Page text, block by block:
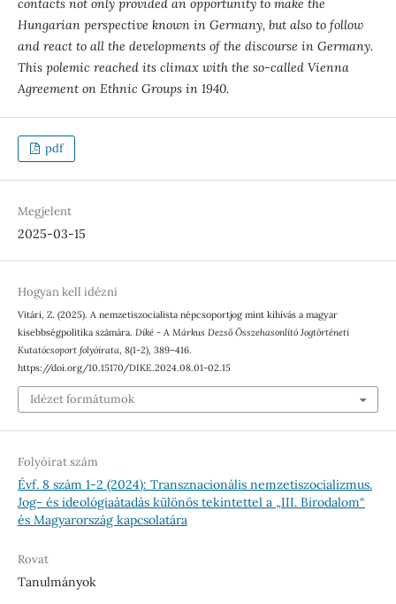
contacts not only provided an opportunity to make the
Hungarian perspective known in Germany, but also to follow
and react to all the developments of the discourse in Germany.
This polemic reached its climax with the so-called Vienna
Agreement on Ethnic Groups in 1940.
pdf
Megjelent
2025-03-15
Hogyan kell idézni
Vitári, Z. (2025). A nemzetiszocialista népcsoportjog mint kihívás a magyar
kisebbségpolitika számára. Díké - A Márkus Dezső Összehasonlító Jogtörténeti
Kutatócsoport folyóirata, 8(1-2), 389–416.
https://doi.org/10.15170/DIKE.2024.08.01-02.15
Idézet formátumok
Folyóirat szám
Évf. 8 szám 1-2 (2024): Transznacionális nemzetiszocializmus.
Jog- és ideológiaátadás különös tekintettel a „III. Birodalom“
és Magyarország kapcsolatára
Rovat
Tanulmányok